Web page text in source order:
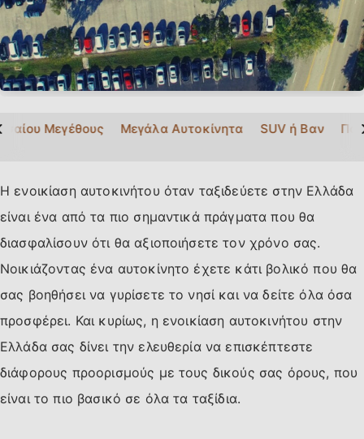
Μεγέθους Μεγάλα Αυτοκίνητα SUV ή Βαν >
Η ενοικίαση αυτοκινήτου όταν ταξιδεύετε στην Ελλάδα
είναι ένα από τα πιο σημαντικά πράγματα που θα
διασφαλίσουν ότι θα αξιοποιήσετε τον χρόνο σας.
Νοικιάζοντας ένα αυτοκίνητο έχετε κάτι βολικό που θα
σας βοηθήσει να γυρίσετε το νησί και να δείτε όλα όσα
προσφέρει. Και κυρίως, η ενοικίαση αυτοκινήτου στην
Ελλάδα σας δίνει την ελευθερία να επισκέπτεστε
διάφορους προορισμούς με τους δικούς σας όρους, που
είναι το πιο βασικό σε όλα τα ταξίδια.